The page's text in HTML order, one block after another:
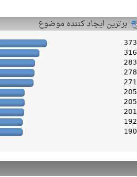
برترین ایجاد کننده موضوع
373
316
283
278
271
205
205
201
192
190